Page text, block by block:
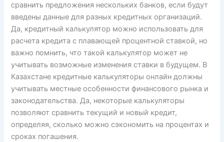
сравнить предложения нескольких банков, если будут
введены данные для разных кредитных организаций.
Да, кредитный калькулятор можно использовать для
расчета кредита с плавающей процентной ставкой, но
важно помнить, что такой калькулятор может не
учитывать возможные изменения ставки в будущем. В
Казахстане кредитные калькуляторы онлайн должны
учитывать местные особенности финансового рынка и
законодательства. Да, некоторые калькуляторы
позволяют сравнить текущий и новый кредит,
определяя, сколько можно сэкономить на процентах и
сроках погашения.